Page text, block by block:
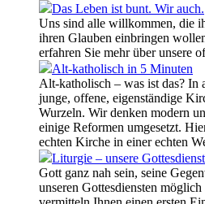
Das Leben ist bunt. Wir auch.
Uns sind alle willkommen, die
ihren Glauben einbringen
erfahren Sie mehr über unsere
Alt-katholisch in 5 Minuten
Alt-katholisch – was ist das? In
junge, offene, eigenständige
Wurzeln. Wir denken modern
einige Reformen umgesetzt.
echten Kirche in einer echten
Liturgie – unsere
Gott ganz nah sein, seine
unseren Gottesdiensten